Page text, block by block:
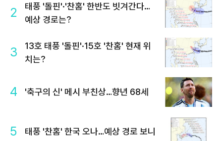
2
태풍 '돌핀'·'찬홈' 한반도 빗겨간다…
예상 경로는?
3
13호 태풍 '돌핀'·15호 '찬홈' 현재 위
치는?
4 '축구의 신' 메시 부친상…향년 68세
5 태풍 '찬홈' 한국 오나…예상 경로 보니